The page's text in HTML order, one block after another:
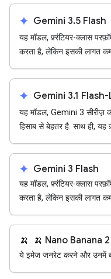
spark Gemini 3.5 Flash
यह मॉडल, फ़्रंटियर-क्लास
करता है, लेकिन इसकी लागत कम
spark Gemini 3.1
यह मॉडल, Gemini 3 सीरीज़
हिसाब से बेहतर है. साथ ही, यह
spark Gemini 3 Flash
यह मॉडल, फ़्रंटियर-क्लास
करता है, लेकिन इसकी लागत कम
🍌 🍌 Nano Banana
ये इमेज जनरेट करने और उनमें